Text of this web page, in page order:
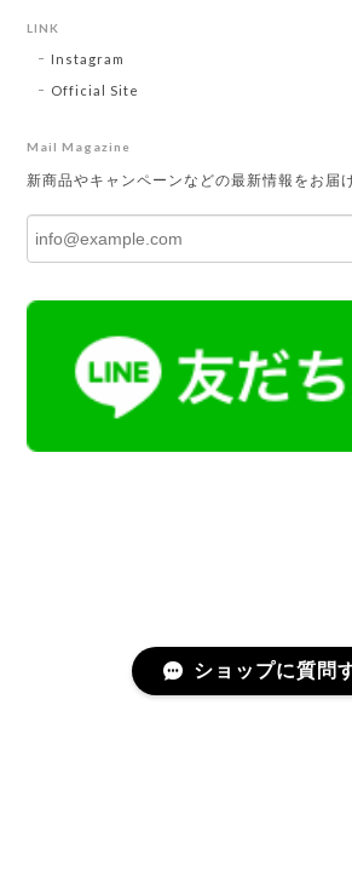
LINK
Instagram
Official Site
Mail Magazine
新商品やキャンペーンなどの最新情報をお届
ショップに質問